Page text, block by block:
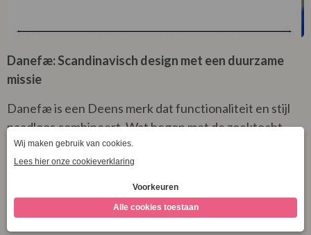
Danefæ: Scandinavisch design met een duurzame
missie
Danefæ is een Deens merk dat functionaliteit en stijl
naadloos combineert. Wat begon met de zoektocht
naar een stijlvolle regenjas, groeide uit tot een
toonaangevend merk dat kleurrijke en duurzame
kleding ontwerpt voor het wisselvallige Scandinavische
weer. De missie van Danefæ is simpel maar krachtig:
“Make practical beautiful.”